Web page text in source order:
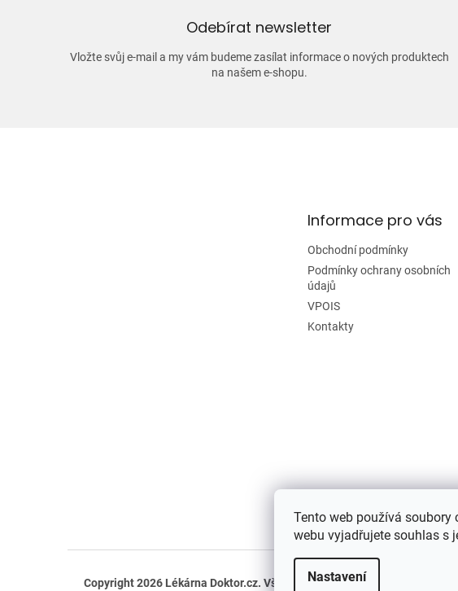
Tento web používá
webu vyjadřujete souhlas s
Nastavení
Odebírat newsletter
Vložte svůj e-mail a my vám budeme zasílat informace o nových produktech
na našem e-shopu.
Informace pro vás
Obchodní podmínky
Podmínky ochrany osobních
údajů
VPOIS
Kontakty
Copyright 2026 Lékárna Doktor.cz. Všechna práva vyhrazena.